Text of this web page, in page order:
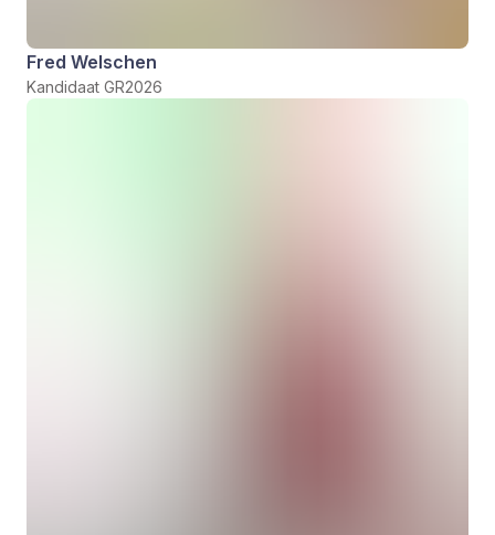
Fred Welschen
Kandidaat GR2026